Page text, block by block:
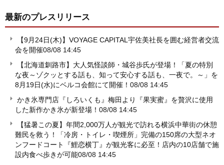
最新のプレスリリース
【9月24日(木)】VOYAGE CAPITAL宇佐美社長を囲む経営者交流
会を開催08/08 14:45
【北海道釧路市】大人気怪談師・城谷歩氏が登場！「夏の特別
な夜～ゾクッとする話も、知って安心する話も、一夜で。～」を
8月19日(水)にベルコ会館にて開催！ 08/08 14:45
かき氷専門店『しろいくも』梅田より『果実蜜』を贅沢に使用
した新作かき氷が新登場！ 08/08 14:45
【猛暑この夏】年間2,000万人が観光で訪れる横浜中華街の休憩
難民を救う！「冷房・トイレ・喫煙所」完備の150席の大型ネオ
ンフードコート『鯉恋横丁』が観光客に必至！店内の10店舗で施
設内食べ歩きが可能08/08 14:45